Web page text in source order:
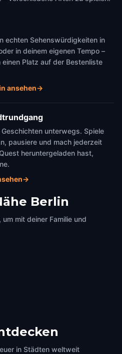
echten Sehenswürdigkeiten in
in deinem eigenen Tempo –
Platz auf der Bestenliste
ansehen→
unterwegs. Spiele
pausiere und mach jederzeit
heruntergeladen hast,
→
Berlin
mit deiner Familie und
in Städten weltweit